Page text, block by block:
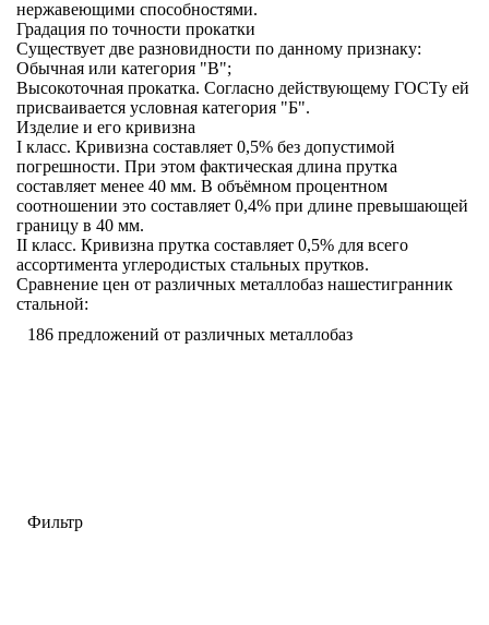
нержавеющими способностями.
Градация по точности прокатки
Существует две разновидности по данному признаку:
Обычная или категория "В";
Высокоточная прокатка. Согласно действующему ГОСТу ей
присваивается условная категория "Б".
Изделие и его кривизна
I класс. Кривизна составляет 0,5% без допустимой
погрешности. При этом фактическая длина прутка
составляет менее 40 мм. В объёмном процентном
соотношении это составляет 0,4% при длине превышающей
границу в 40 мм.
II класс. Кривизна прутка составляет 0,5% для всего
ассортимента углеродистых стальных прутков.
Сравнение цен от различных металлобаз нашестигранник
стальной:
186 предложений от различных металлобаз
Фильтр